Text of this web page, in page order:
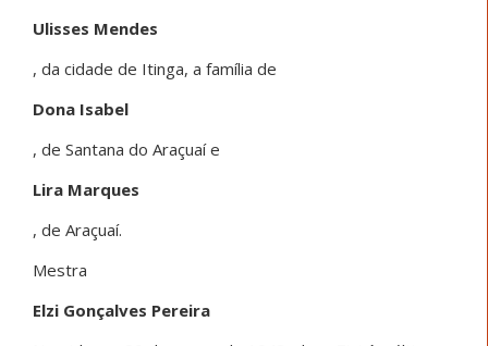
Ulisses Mendes
, da cidade de Itinga, a família de
Dona Isabel
, de Santana do Araçuaí e
Lira Marques
, de Araçuaí.
Mestra
Elzi Gonçalves Pereira